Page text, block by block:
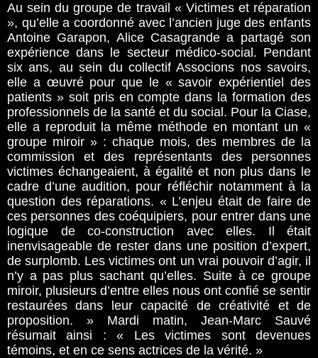
Au sein du groupe de travail « Victimes et réparation
», qu’elle a coordonné avec l’ancien juge des enfants
Antoine Garapon, Alice Casagrande a partagé son
expérience dans le secteur médico-social. Pendant
six ans, au sein du collectif Associons nos savoirs,
elle a œuvré pour que le « savoir expérientiel des
patients » soit pris en compte dans la formation des
professionnels de la santé et du social. Pour la Ciase,
elle a reproduit la même méthode en montant un «
groupe miroir » : chaque mois, des membres de la
commission et des représentants des personnes
victimes échangeaient, à égalité et non plus dans le
cadre d’une audition, pour réfléchir notamment à la
question des réparations. « L’enjeu était de faire de
ces personnes des coéquipiers, pour entrer dans une
logique de co-construction avec elles. Il était
inenvisageable de rester dans une position d’expert,
de surplomb. Les victimes ont un vrai pouvoir d’agir, il
n’y a pas plus sachant qu’elles. Suite à ce groupe
miroir, plusieurs d’entre elles nous ont confié se sentir
restaurées dans leur capacité de créativité et de
proposition. » Mardi matin, Jean-Marc Sauvé
résumait ainsi : « Les victimes sont devenues
témoins, et en ce sens actrices de la vérité. »